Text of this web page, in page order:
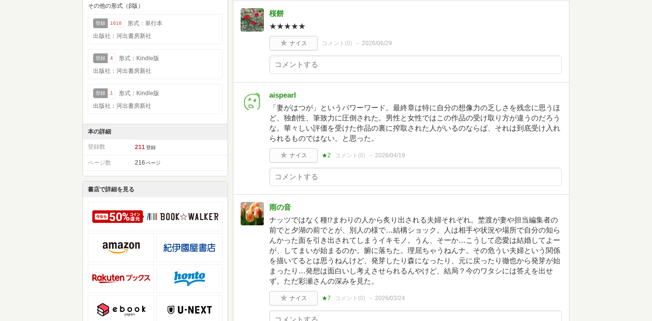
その他の形式（β版）
登録 1616
形式：単行本
出版社：河出書房新社
登録 4
形式：Kindle版
出版社：河出書房新社
登録 1
形式：Kindle版
出版社：河出書房新社
本の詳細
登録数 211 登録
ページ数 216 ページ
書店で詳細を見る
桜餅
★★★★★
ナイス コメント(0) 2026/06/29
aispearl
「妻がはつが」というパワーワード。最終章は特に自分の想像力の乏しさを残念に思うほ
ど、独創性、筆致力に圧倒された。男性と女性ではこの作品の受け取り方が違うのだろう
な。華々しい評価を受けた作品の裏に搾取された人がいるのならば、それは到底受け入れ
られるものではない。と思った。
ナイス ★2 コメント(0) 2026/04/19
雨の音
ナッツではなく種⁉︎まわりの人から炙り出される夫婦それぞれ。埜渡が妻や担当編集者の
前でと夕湖の前でとが、別人の様で…結構ショック。人は相手や状況や場所で自分の知ら
んかった面を引き出されてしまうイキモノ。うん、そーか…こうして恋愛は結婚してよー
が、してまいが始まるのか。腑に落ちた。理屈ちゃうねんナ。その危うい夫婦という関係
を描いてるとは思うねんけど、発芽したり森になったり、元に戻ったり徹也から発芽が始
まったり…発想は面白いし考えさせられるんやけど、結局？今のワタシには答えを出せ
ず。ただ彩瀬さんの深みを見た。
ナイス ★7 コメント(0) 2026/03/24